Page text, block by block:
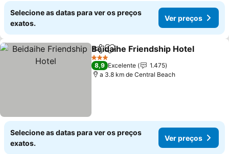
Selecione as datas para ver os preços
exatos.
Ver preços
PartilharAdicionar aos favoritos
Beidaihe Friendship Hotel
3 Estrelas
8,9 Excelente
1.475
a 3.8 km de Central Beach
Selecione as datas para ver os preços
exatos.
Ver preços